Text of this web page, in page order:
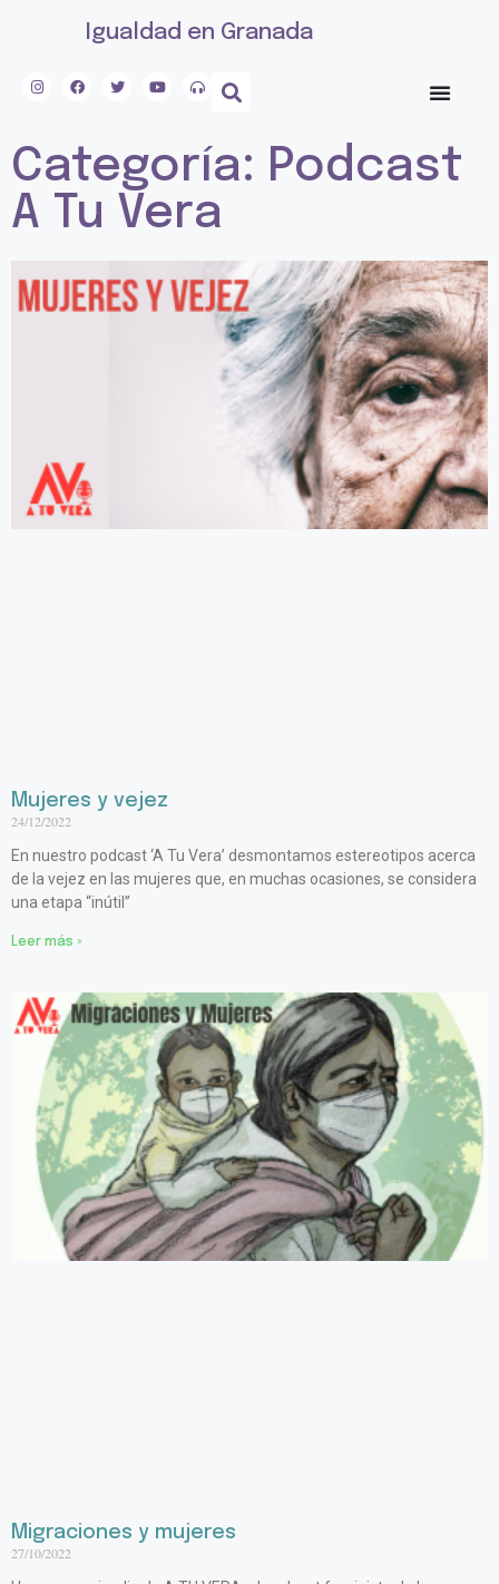
Igualdad en Granada
Categoría: Podcast
A Tu Vera
Mujeres y vejez
24/12/2022
En nuestro podcast ‘A Tu Vera’ desmontamos estereotipos acerca
de la vejez en las mujeres que, en muchas ocasiones, se considera
una etapa “inútil”
Leer más »
Migraciones y mujeres
27/10/2022